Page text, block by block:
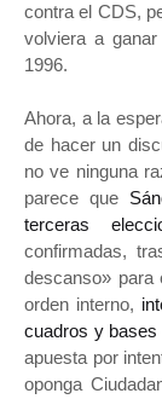
contra el CDS,
volviera a
1996.
Ahora, a la
de hacer un
no ve ninguna
parece que
terceras
confirmadas,
descanso» para
orden interno,
cuadros y bases
apuesta por
oponga